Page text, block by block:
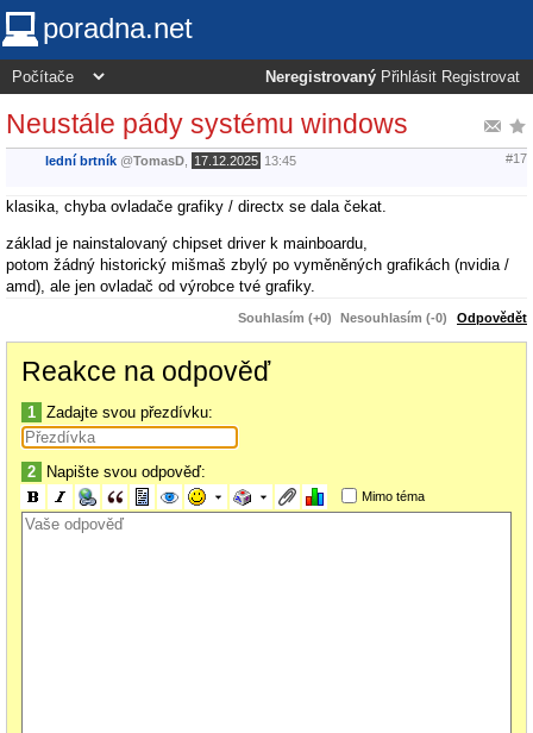
poradna.net
Neregistrovaný Přihlásit Registrovat
Neustále pády systému windows
lední brtník @TomasD 17.12.2025 13:45 #17
klasika, chyba ovladače grafiky / directx se dala čekat.
základ je nainstalovaný chipset driver k mainboardu,
potom žádný historický mišmaš zbylý po vyměněných grafikách (nvidia /
amd), ale jen ovladač od výrobce tvé grafiky.
Souhlasím (+0) Nesouhlasím (-0) Odpovědět
Reakce na odpověď
1 Zadajte svou přezdívku:
2 Napište svou odpověď:
Mimo téma